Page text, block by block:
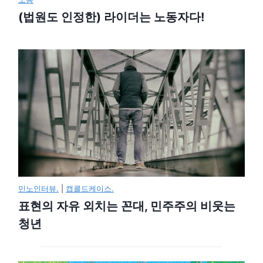
(법원도 인정한) 라이더는 노동자다!
민노인터뷰. 캡콜드케이스.
표현의 자유 외치는 꼰대, 민주주의 비웃는
청년